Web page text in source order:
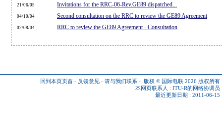
21/06/05 Invitations for the RRC-06-Rev.GE89 dispatched...
04/10/04 Second consultation on the RRC to review the GE89 Agreement
02/08/04 RRC to review the GE89 Agreement - Consultation
回到本页页首 - 反馈意见 - 请与我们联系 - 版权 © 国际电联 2026 版权所有
本网页联系人 : ITU-R的网络协调员
最近更新日期 : 2011-06-15